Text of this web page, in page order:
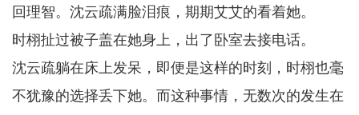
回理智。沈云疏满脸泪痕，期期艾艾的看着她。
时栩扯过被子盖在她身上，出了卧室去接电话。
沈云疏躺在床上发呆，即便是这样的时刻，时栩也毫
不犹豫的选择丢下她。而这种事情，无数次的发生在